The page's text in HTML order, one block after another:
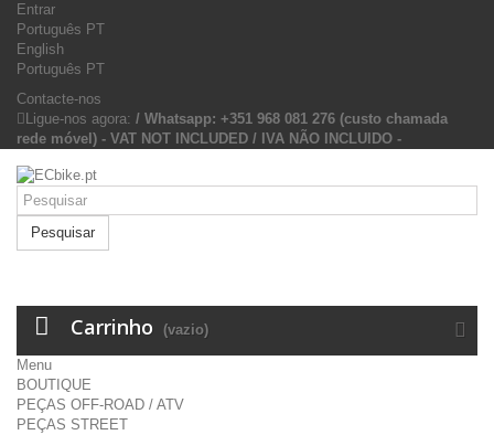
Entrar
Português PT
English
Português PT
Contacte-nos
Ligue-nos agora: / Whatsapp: +351 968 081 276 (custo chamada
rede móvel) - VAT NOT INCLUDED / IVA NÃO INCLUIDO -
Pesquisar
Carrinho (vazio)
Menu
BOUTIQUE
PEÇAS OFF-ROAD / ATV
PEÇAS STREET